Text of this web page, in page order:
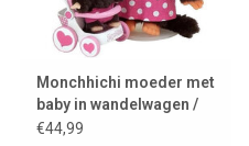
Monchhichi moeder met
baby in wandelwagen /
mothercare
€44,99